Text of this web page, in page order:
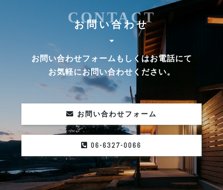
お問い合わせ
CONTACT
お問い合わせフォームもしくはお電話にて
お気軽にお問い合わせください。
お問い合わせフォーム
06-6327-0066